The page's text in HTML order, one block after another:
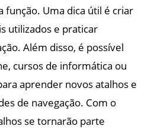
função. Uma dica útil é criar
utilizados e praticar
Além disso, é possível
cursos de informática ou
aprender novos atalhos e
de navegação. Com o
se tornarão parte